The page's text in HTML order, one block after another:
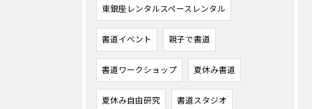
東銀座レンタルスペースレンタル
書道イベント 親子で書道
書道ワークショップ 夏休み書道
夏休み自由研究 書道スタジオ